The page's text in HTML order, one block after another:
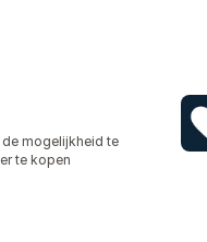
mogelijkheid te
te kopen